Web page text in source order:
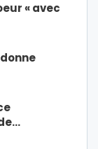
« avec